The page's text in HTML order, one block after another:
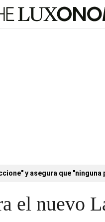
y asegura que
el nuevo